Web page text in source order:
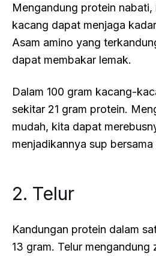
Mengandung protein nabati,
kacang dapat menjaga
Asam amino yang
dapat membakar lemak.
Dalam 100 gram kacang-
sekitar 21 gram protein.
mudah, kita dapat
menjadikannya sup
2. Telur
Kandungan protein dalam
13 gram. Telur mengandung